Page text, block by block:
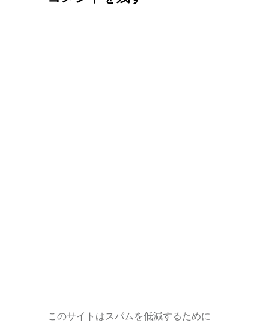
このサイトはスパムを低減するために